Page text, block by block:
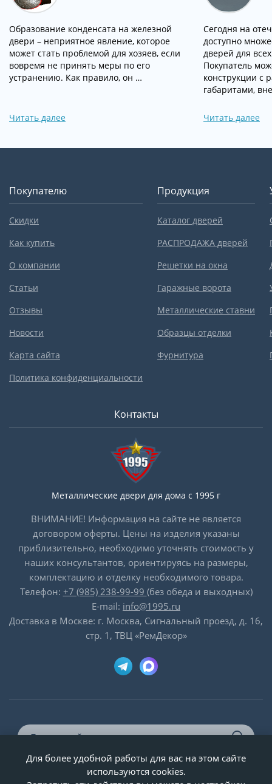
Образование конденсата на железной
двери – неприятное явление, которое
может стать проблемой для хозяев, если
вовремя не принять меры по его
устранению. Как правило, он …
Читать далее
Сегодня на
доступно
дверей для
Покупатель
конструкции с
габаритами,
Читать далее
Покупателю
Скидки
Как купить
О компании
Статьи
Отзывы
Новости
Карта сайта
Политика конфиденциальности
Продукция
Каталог дверей
РАСПРОДАЖА дверей
Решетки на окна
Гаражные ворота
Металлические ставни
Образцы отделки
Фурнитура
Контакты
Металлические двери для дома с 1995 г
ВНИМАНИЕ! Информация на сайте не является
договором оферты. Цены на изделия указаны
приблизительно, необходимо уточнять стоимость у
наших консультантов, ориентируясь на размеры,
комплектацию и отделку необходимого товара.
Телефон: +7 (985) 238-99-99 (без обеда и выходных)
E-mail: info@1995.ru
Доставка в Москве: г. Москва, Сигнальный проезд, д. 16,
стр. 1, ТВЦ «РемДекор»
© ООО «Двери-и-точка», ИНН 5020092947, 1995-2026 г.
Для более удобной работы для вас на этом сайте
используются cookies.